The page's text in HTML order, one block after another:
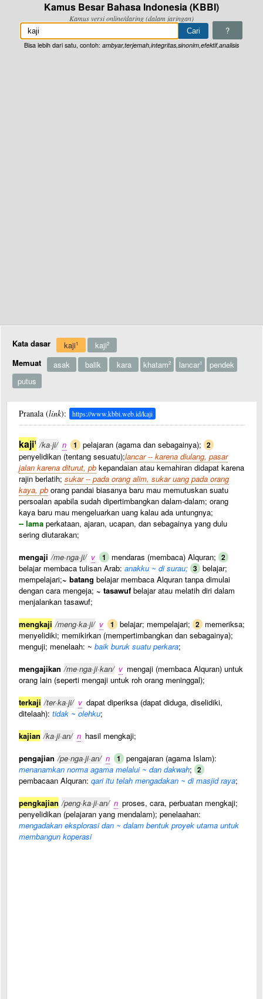
Kamus Besar Bahasa Indonesia (KBBI)
Kamus versi online/daring (dalam jaringan)
?
Bisa lebih dari satu, contoh: ambyar,terjemah,integritas,sinonim,efektif,analisis
Kata dasar kaji1 kaji2
Memuat asak balik kara khatam2 lancar1
pendek
putus
Pranala (link): https://www.kbbi.web.id/kaji
kaji1 /ka·ji/ n 1 pelajaran (agama dan sebagainya); 2
penyelidikan (tentang sesuatu);lancar -- karena diulang, pasar
jalan karena diturut, pb kepandaian atau kemahiran didapat karena
rajin berlatih; sukar -- pada orang alim, sukar uang pada orang
kaya, pb orang pandai biasanya baru mau memutuskan suatu
persoalan apabila sudah dipertimbangkan dalam-dalam; orang
kaya baru mau mengeluarkan uang kalau ada untungnya;
-- lama perkataan, ajaran, ucapan, dan sebagainya yang dulu
sering diutarakan;
mengaji /me·nga·ji/ v 1 mendaras (membaca) Alquran; 2
belajar membaca tulisan Arab: anakku ~ di surau; 3 belajar;
mempelajari;~ batang belajar membaca Alquran tanpa dimulai
dengan cara mengeja; ~ tasawuf belajar atau melatih diri dalam
menjalankan tasawuf;
mengkaji /meng·ka·ji/ v 1 belajar; mempelajari; 2 memeriksa;
menyelidiki; memikirkan (mempertimbangkan dan sebagainya);
menguji; menelaah: ~ baik buruk suatu perkara;
mengajikan /me·nga·ji·kan/ v mengaji (membaca Alquran) untuk
orang lain (seperti mengaji untuk roh orang meninggal);
terkaji /ter·ka·ji/ v dapat diperiksa (dapat diduga, diselidiki,
ditelaah): tidak ~ olehku;
kajian /ka·ji·an/ n hasil mengkaji;
pengajian /pe·nga·ji·an/ n 1 pengajaran (agama Islam):
menanamkan norma agama melalui ~ dan dakwah; 2
pembacaan Alquran: qari itu telah mengadakan ~ di masjid raya;
pengkajian /peng·ka·ji·an/ n proses, cara, perbuatan mengkaji;
penyelidikan (pelajaran yang mendalam); penelaahan:
mengadakan eksplorasi dan ~ dalam bentuk proyek utama untuk
membangun koperasi